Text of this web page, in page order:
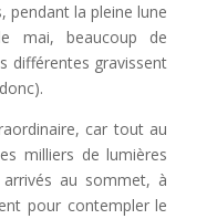
pendant la pleine lune
mai, beaucoup de
différentes gravissent
car tout au
milliers de lumières
au sommet, à
pour contempler le